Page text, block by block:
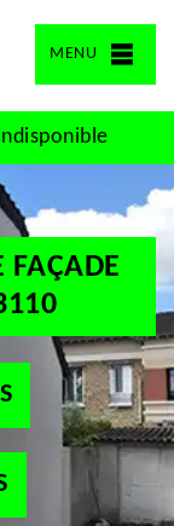
MENU
FAÇADE